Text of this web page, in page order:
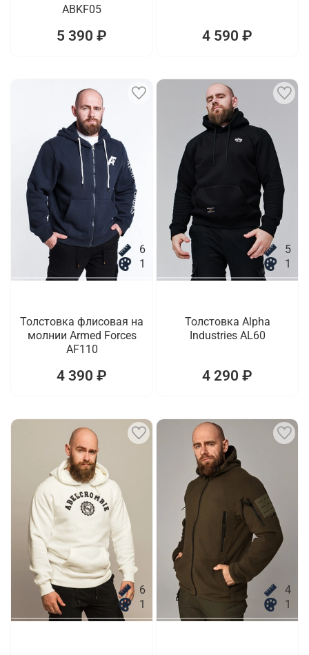
ABKF05
5 390 ₽ 4 590 ₽
6
1
Толстовка флисовая на
молнии Armed Forces
AF110
4 390 ₽
5
1
Толстовка Alpha
Industries AL60
4 290 ₽
6
1
4
1